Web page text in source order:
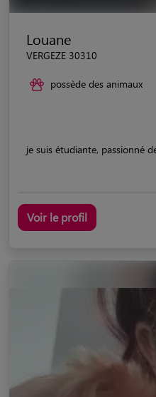
Louane
VERGEZE 30310
possède des animaux
je suis étudiante, passionné
Voir le profil